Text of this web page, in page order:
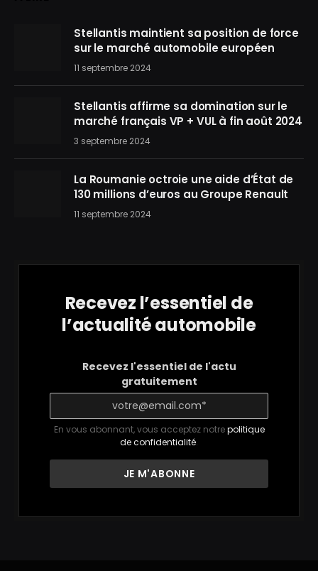
Stellantis maintient sa position de force
sur le marché automobile européen
11 septembre 2024
Stellantis affirme sa domination sur le
marché français VP + VUL à fin août 2024
3 septembre 2024
La Roumanie octroie une aide d’État de
130 millions d’euros au Groupe Renault
11 septembre 2024
Recevez l’essentiel de
l’actualité automobile
Recevez l'essentiel de l'actu
gratuitement
En vous abonnant, vous acceptez notrepolitique
de confidentialité.